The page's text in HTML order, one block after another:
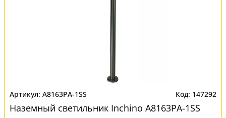
A8163PA-1SS 147292
Наземный светильник Inchino A8163PA-1SS